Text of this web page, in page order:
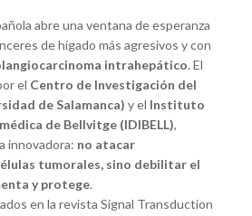
abre una ventana de esperanza
de hígado más agresivos y con
intrahepático. El
el Centro de Investigación del
de Salamanca) y el Instituto
de Bellvitge (IDIBELL),
innovadora: no atacar
tumorales, sino debilitar el
y protege.
en la revista Signal Transduction